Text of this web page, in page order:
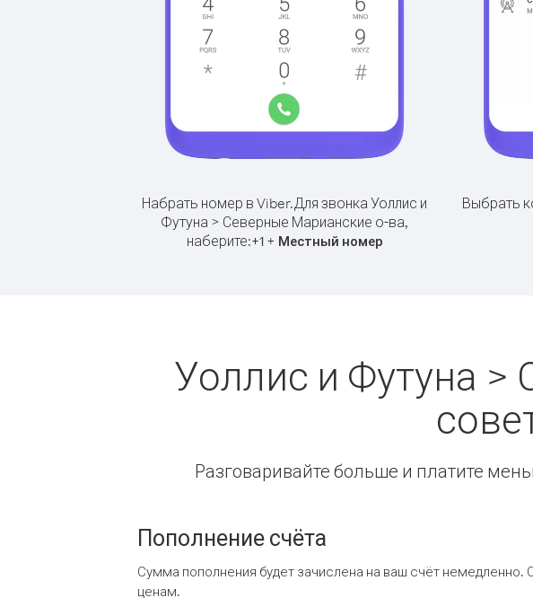
Набрать номер в Viber.Для звонка Уоллис и
Футуна > Северные Марианские о-ва,
наберите:+1+ Местный номер
Выбрать
Уоллис и Футуна >
Разговаривайте больше и платите
Пополнение счёта
Сумма пополнения будет зачислена на ваш счёт
ценам.